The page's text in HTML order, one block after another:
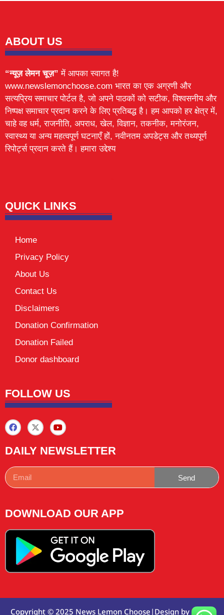
ABOUT US
“न्यूज़ लेमन चूज़” में आपका स्वागत है!
www.newslemonchoose.com भारत का एक अग्रणी और
सत्यप्रिय समाचार पोर्टल है, जो अपने पाठकों को सटीक, विश्वसनीय और
निष्पक्ष समाचार प्रदान करने के लिए प्रतिबद्ध है। हम आपको हर क्षेत्र में,
चाहे वह धर्म, राजनीति, अपराध, खेल, विज्ञान, तकनीक, मनोरंजन,
स्वास्थ्य या अन्य महत्वपूर्ण घटनाएँ हों, नवीनतम अपडेट्स और तथ्यपूर्ण
रिपोर्ट्स प्रदान करते हैं। हमारा उद्देश्य
QUICK LINKS
Home
Privacy Policy
About Us
Contact Us
Disclaimers
Donation Confirmation
Donation Failed
Donor dashboard
FOLLOW US
DAILY NEWSLETTER
Send
DOWNLOAD OUR APP
Copyright © 2025 News Lemon Choose|Design by Traffic